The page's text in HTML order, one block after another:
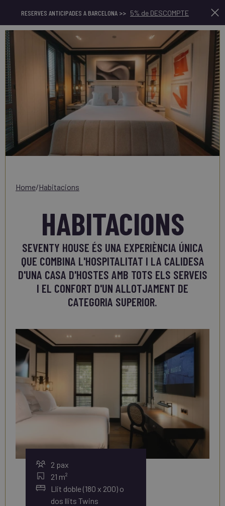
RESERVES ANTICIPADES A BARCELONA >> 5% de DESCOMPTE
home/ habitacions
HABITACIONS
SEVENTY HOUSE ÉS UNA EXPERIÈNCIA ÚNICA
QUE COMBINA L'HOSPITALITAT I LA CALIDESA
D'UNA CASA D'HOSTES AMB TOTS ELS SERVEIS
I EL CONFORT D'UN ALLOTJAMENT DE
CATEGORIA SUPERIOR.
2 pax
21 m²
Llit doble (180 x 200) o
dos llits Twins